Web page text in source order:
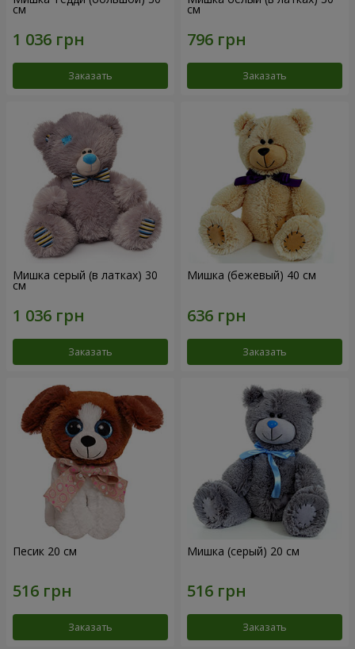
см
Заказать
см
Заказать
Мишка серый (в латках) 30
см
Заказать
Мишка (бежевый) 40 см
Заказать
Песик 20 см
Заказать
Мишка (серый) 20 см
Заказать